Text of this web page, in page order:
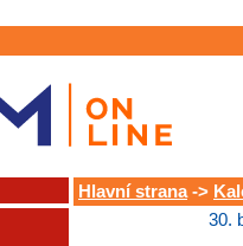
Hlavní strana->
30.